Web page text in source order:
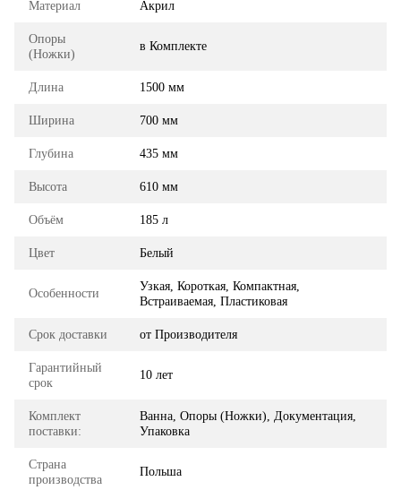
Материал Акрил
Опоры
(Ножки)
в Комплекте
Длина 1500 мм
Ширина 700 мм
Глубина 435 мм
Высота 610 мм
Объём 185 л
Цвет Белый
Особенности
Узкая, Короткая, Компактная,
Встраиваемая, Пластиковая
Срок доставки от Производителя
Гарантийный
срок
10 лет
Комплект
поставки:
Ванна, Опоры (Ножки), Документация,
Упаковка
Страна
производства
Польша